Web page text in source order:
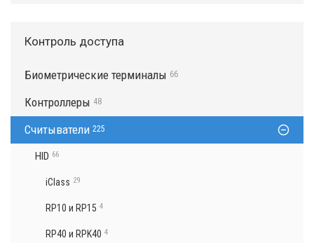
Контроль доступа
Биометрические терминалы 66
Контроллеры 48
Считыватели 225
HID 66
iClass 29
RP10 и RP15 4
RP40 и RPK40 4